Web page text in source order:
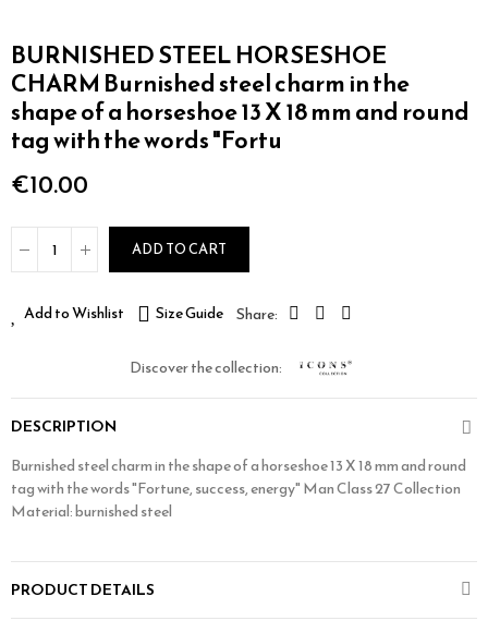
BURNISHED STEEL HORSESHOE
CHARM Burnished steel charm in the
shape of a horseshoe 13 X 18 mm and round
tag with the words "Fortu
€10.00
ADD TO CART
Add to Wishlist Size Guide
Discover the collection:
DESCRIPTION
Burnished steel charm in the shape of a horseshoe 13 X 18 mm and round
tag with the words "Fortune, success, energy" Man Class 27 Collection
Material: burnished steel
PRODUCT DETAILS